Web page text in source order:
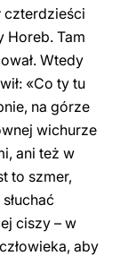
czterdzieści
Horeb. Tam
Wtedy
«Co ty tu
na górze
wichurze
ani też w
to szmer,
ciszy – w
aby